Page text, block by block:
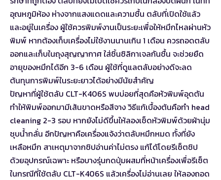
อุณหภูมิห้อง ห่างจากแสงแดดและความชื้น ตลับที่เปิดใช้แล้ว
และอยู่ในเครื่อง ผู้ใช้ควรพิมพ์งานเป็นระยะเพื่อให้หมึกไหลผ่านหัว
พิมพ์ หากต้องเก็บเครื่องไม่ใช้งานนานเกิน 1 เดือน ควรถอดตลับ
ออกและเก็บในถุงสุญญากาศ ใส่ชิ้นซิลิกาเจลกันชื้น จะช่วยยืด
อายุของหมึกได้อีก 3-6 เดือน ผู้ใช้ที่ดูแลตลับอย่างดีจะลด
ต้นทุนการพิมพ์ในระยะยาวได้อย่างมีนัยสำคัญ
ปัญหาที่ผู้ใช้ตลับ CLT-K406S พบบ่อยที่สุดคือหัวพิมพ์อุดตัน
ทำให้พิมพ์ออกมามีเส้นขาดหรือสีจาง วิธีแก้เบื้องต้นคือทำ head
cleaning 2-3 รอบ หากยังไม่ดีขึ้นให้ลองเช็ดหัวพิมพ์ด้วยผ้านุ่ม
ชุบน้ำกลั่น อีกปัญหาคือเครื่องแจ้งว่าตลับหมึกหมด ทั้งที่ยัง
เหลือหมึก สาเหตุมาจากชิปอ่านค่าไม่ตรง แก้ได้โดยรีเซ็ตชิป
ด้วยอุปกรณ์เฉพาะ หรือบางรุ่นกดปุ่มผสมที่หน้าเครื่องเพื่อรีเซ็ต
ในกรณีที่ใช้ตลับ CLT-K406S แล้วเครื่องไม่อ่านเลย ให้ลองถอด